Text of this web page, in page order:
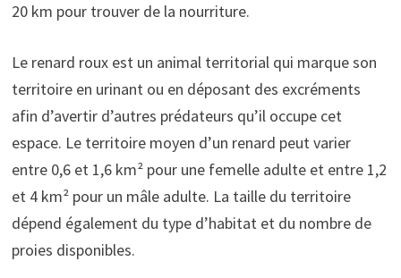
20 km pour trouver de la nourriture.
Le renard roux est un animal territorial qui marque son
territoire en urinant ou en déposant des excréments
afin d’avertir d’autres prédateurs qu’il occupe cet
espace. Le territoire moyen d’un renard peut varier
entre 0,6 et 1,6 km² pour une femelle adulte et entre 1,2
et 4 km² pour un mâle adulte. La taille du territoire
dépend également du type d’habitat et du nombre de
proies disponibles.